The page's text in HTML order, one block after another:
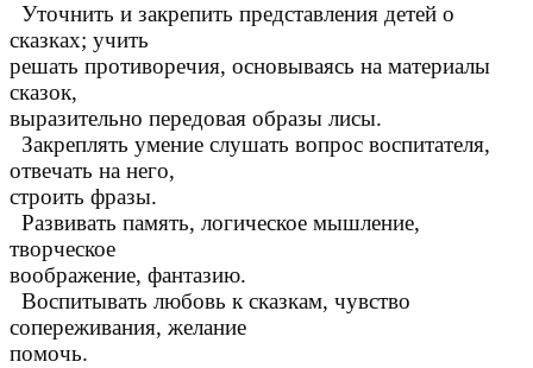
Уточнить и закрепить представления детей о
сказках; учить
решать противоречия, основываясь на материалы
сказок,
выразительно передовая образы лисы.
Закреплять умение слушать вопрос воспитателя,
отвечать на него,
строить фразы.
Развивать память, логическое мышление,
творческое
воображение, фантазию.
Воспитывать любовь к сказкам, чувство
сопереживания, желание
помочь.